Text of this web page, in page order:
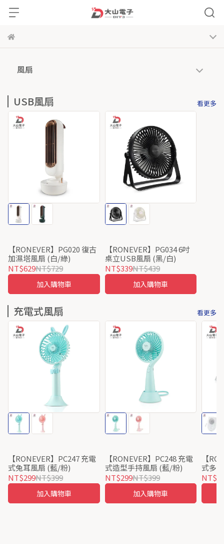
風扇
USB風扇 看更多
【RONEVER】PG020 復古
加濕塔風扇 (白/綠)
NT$629NT$729
加入購物車
【RONEVER】PG034 6吋
桌立USB風扇 (黑/白)
NT$339NT$439
加入購物車
充電式風扇 看更多
【RONEVER】PC247 充電
式兔耳風扇 (藍/粉)
NT$299NT$399
加入購物車
【RONEVER】PC248 充電
式造型手持風扇 (藍/粉)
NT$299NT$399
加入購物車
【
式多